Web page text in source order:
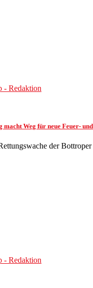
- Redaktion
Weg für neue Feuer-
der
- Redaktion